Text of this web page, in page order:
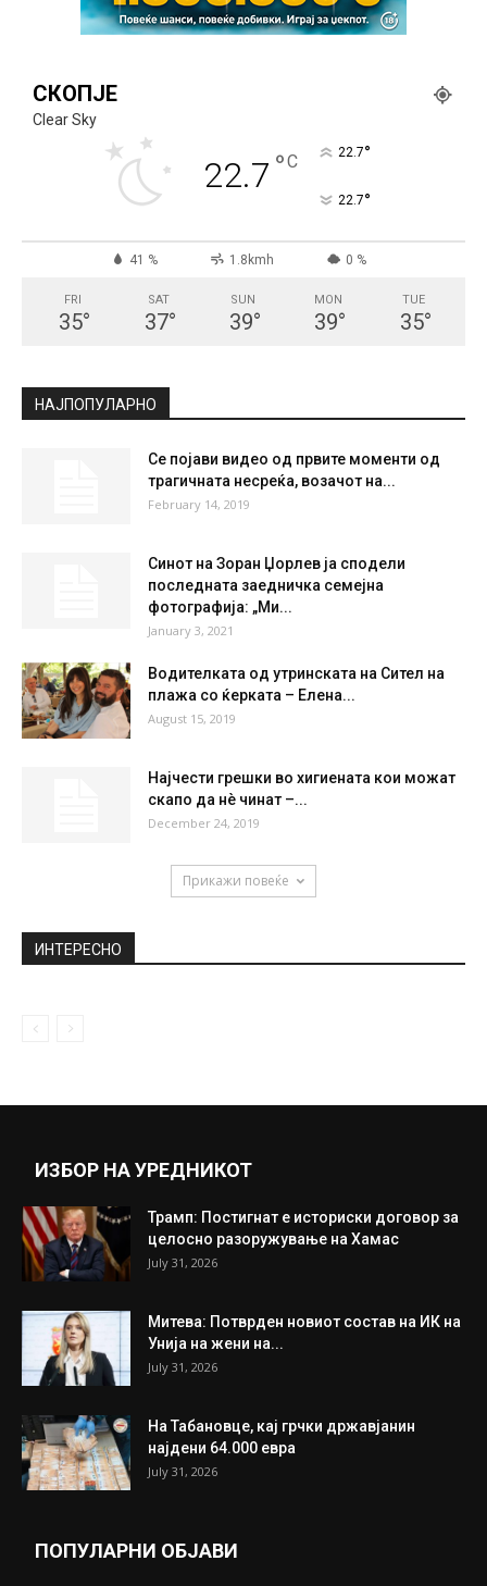
СКОПЈЕ
Clear Sky
22.7 °C 22.7°
22.7°
41 % 1.8kmh 0 %
FRI
35°
SAT
37°
SUN
39°
MON
39°
TUE
35°
НАЈПОПУЛАРНО
Се појави видео од првите моменти од
трагичната несреќа, возачот на...
February 14, 2019
Синот на Зоран Џорлев ја сподели
последната заедничка семејна
фотографија: „Ми...
January 3, 2021
Водителката од утринската на Сител на
плажа со ќерката – Елена...
August 15, 2019
Најчести грешки во хигиената кои можат
скапо да нè чинат –...
December 24, 2019
Прикажи повеќе
ИНТЕРЕСНО
ИЗБОР НА УРЕДНИКОТ
Трамп: Постигнат е историски договор за
целосно разоружување на Хамас
July 31, 2026
Митева: Потврден новиот состав на ИК на
Унија на жени на...
July 31, 2026
На Табановце, кај грчки државјанин
најдени 64.000 евра
July 31, 2026
ПОПУЛАРНИ ОБЈАВИ